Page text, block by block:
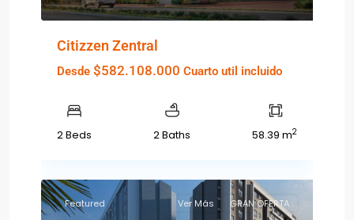
Citizzen Zentral
Desde $582.108.000 Cuarto util incluido
2 Beds 2 Baths 58.39 m2
Featured Ver Más GRAN OFERTA